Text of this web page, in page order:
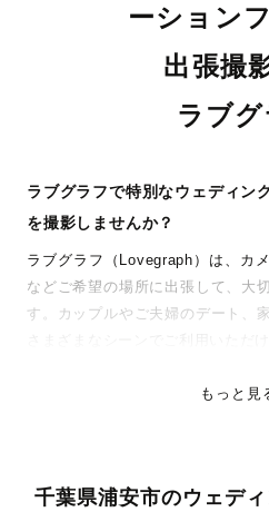
ーション
出張撮
ラブグ
ラブグラフで特別なウェディン
を撮影しませんか？
ラブグラフ（Lovegraph）は、カ
などご希望の場所に出張して、大
す。カップルやご夫婦のデート、
ありのままの空気感を大切に、何
料金は全国どこでも一律。わかり
もっと見
千葉県浦安市のウェデ